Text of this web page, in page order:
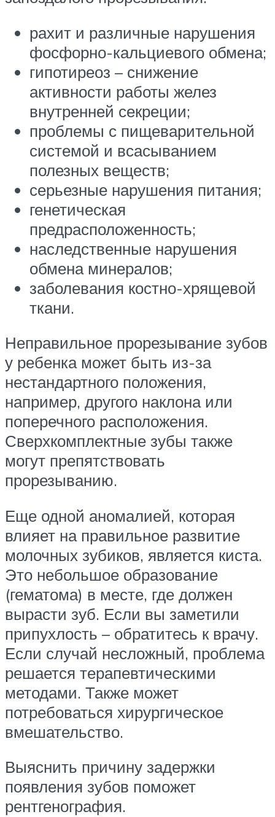
рахит и различные нарушения
фосфорно-кальциевого обмена;
гипотиреоз – снижение
активности работы желез
внутренней секреции;
проблемы с пищеварительной
системой и всасыванием
полезных веществ;
серьезные нарушения питания;
генетическая
предрасположенность;
наследственные нарушения
обмена минералов;
заболевания костно-хрящевой
ткани.
Неправильное прорезывание зубов
у ребенка может быть из-за
нестандартного положения,
например, другого наклона или
поперечного расположения.
Сверхкомплектные зубы также
могут препятствовать
прорезыванию.
Еще одной аномалией, которая
влияет на правильное развитие
молочных зубиков, является киста.
Это небольшое образование
(гематома) в месте, где должен
вырасти зуб. Если вы заметили
припухлость – обратитесь к врачу.
Если случай несложный, проблема
решается терапевтическими
методами. Также может
потребоваться хирургическое
вмешательство.
Выяснить причину задержки
появления зубов поможет
рентгенография.